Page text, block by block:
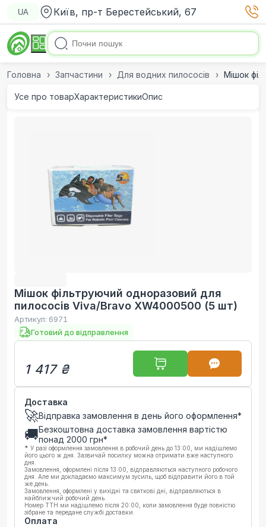
UA Київ, пр-т Берестейський, 67
Головна Запчастини Для водних пилососів Мішок
Усе про товарХарактеристикиОпис
Мішок фільтруючий одноразовий для
пилососів Viva/Bravo XW4000500 (5 шт)
Артикул: 6971
Готовий до відправлення
1 417 ₴
Доставка
🚀Відправка замовлення в день його оформлення*
🚚Безкоштовна доставка замовлення вартістю
понад 2000 грн*
* У разі оформлення замовлення в робочий день до 13:00, ми надішлемо
його цього ж дня. Зазвичай посилку можна отримати вже наступного
дня.
Замовлення, оформлені після 13:00, відправляються наступного робочого
дня. Але ми докладаємо максимум зусиль, щоб відправити його в той
же день.
Замовлення, оформлені у вихідні та святкові дні, відправляються в
найближчий робочий день.
Номер ТТН ми надішлемо після 20:00, коли замовлення буде повністю
зібране та передане службі доставки.
Оплата